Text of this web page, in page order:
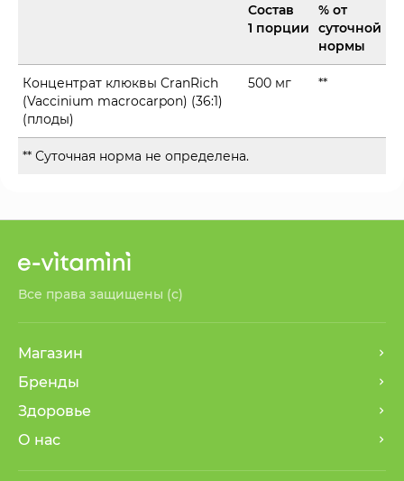
Состав
1 порции
% от
суточной
нормы
Концентрат клюквы CranRich
(Vaccinium macrocarpon) (36:1)
(плоды)
500 мг **
** Суточная норма не определена.
Все права защищены (с)
Магазин
Бренды
Здоровье
О нас